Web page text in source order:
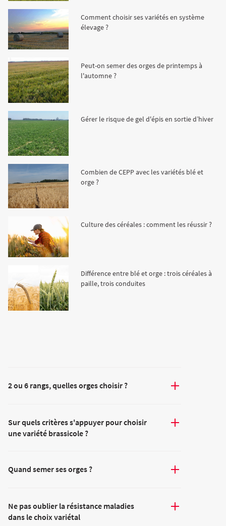
Comment choisir ses variétés en système
élevage ?
Peut-on semer des orges de printemps à
l'automne ?
Gérer le risque de gel d'épis en sortie d’hiver
Combien de CEPP avec les variétés blé et
orge ?
Culture des céréales : comment les réussir ?
Différence entre blé et orge : trois céréales à
paille, trois conduites
2 ou 6 rangs, quelles orges choisir ?
Sur quels critères s'appuyer pour choisir
une variété brassicole ?
Quand semer ses orges ?
Ne pas oublier la résistance maladies
dans le choix variétal
Fourragères
Luzerne
Plantain fourrager
Ray-grass anglais
Trèfle blanc
Protéagineux
Semences Bio
Fourragères Bio
Tournesol
Blé
Orge
Triticale
Protéagineux
Agriculture Bio
Résultats d’essais Orge
Résultats d'essais Triticale
Résultats d'essais Protéagineux
Colza
Blé
Orge
Maïs ensilage